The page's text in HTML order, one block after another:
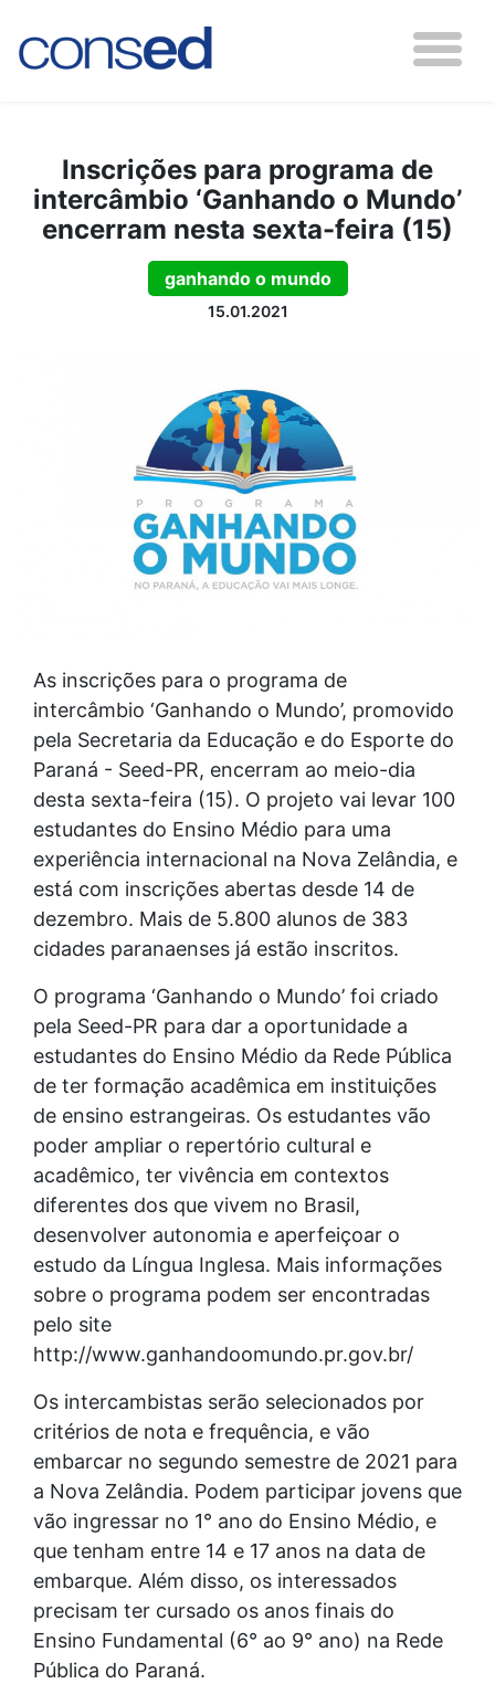
Inscrições para programa de
intercâmbio ‘Ganhando o Mundo’
encerram nesta sexta-feira (15)
ganhando o mundo
15.01.2021
As inscrições para o programa de
intercâmbio ‘Ganhando o Mundo’, promovido
pela Secretaria da Educação e do Esporte do
Paraná - Seed-PR, encerram ao meio-dia
desta sexta-feira (15). O projeto vai levar 100
estudantes do Ensino Médio para uma
experiência internacional na Nova Zelândia, e
está com inscrições abertas desde 14 de
dezembro. Mais de 5.800 alunos de 383
cidades paranaenses já estão inscritos.
O programa ‘Ganhando o Mundo’ foi criado
pela Seed-PR para dar a oportunidade a
estudantes do Ensino Médio da Rede Pública
de ter formação acadêmica em instituições
de ensino estrangeiras. Os estudantes vão
poder ampliar o repertório cultural e
acadêmico, ter vivência em contextos
diferentes dos que vivem no Brasil,
desenvolver autonomia e aperfeiçoar o
estudo da Língua Inglesa. Mais informações
sobre o programa podem ser encontradas
pelo site
http://www.ganhandoomundo.pr.gov.br/
Os intercambistas serão selecionados por
critérios de nota e frequência, e vão
embarcar no segundo semestre de 2021 para
a Nova Zelândia. Podem participar jovens que
vão ingressar no 1° ano do Ensino Médio, e
que tenham entre 14 e 17 anos na data de
embarque. Além disso, os interessados
precisam ter cursado os anos finais do
Ensino Fundamental (6° ao 9° ano) na Rede
Pública do Paraná.